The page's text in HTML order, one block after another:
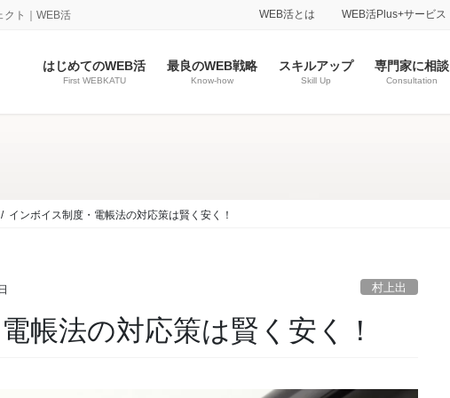
クト｜WEB活 WEB活とは WEB活Plus+サービス
はじめてのWEB活
First WEBKATU
最良のWEB戦略
Know-how
スキルアップ
Skill Up
専門家に相談
Consultation
インボイス制度・電帳法の対応策は賢く安く！
村上出
帳法の対応策は賢く安く！